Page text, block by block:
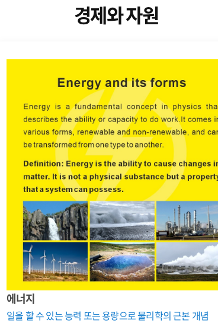
경제와 자원
에너지
일을 할 수 있는 능력 또는 용량으로 물리학의 근본 개념